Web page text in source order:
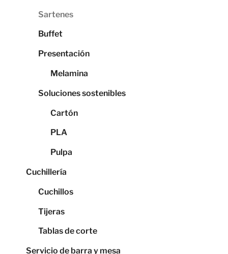
Sartenes
Buffet
Presentación
Melamina
Soluciones sostenibles
Cartón
PLA
Pulpa
Cuchillería
Cuchillos
Tijeras
Tablas de corte
Servicio de barra y mesa